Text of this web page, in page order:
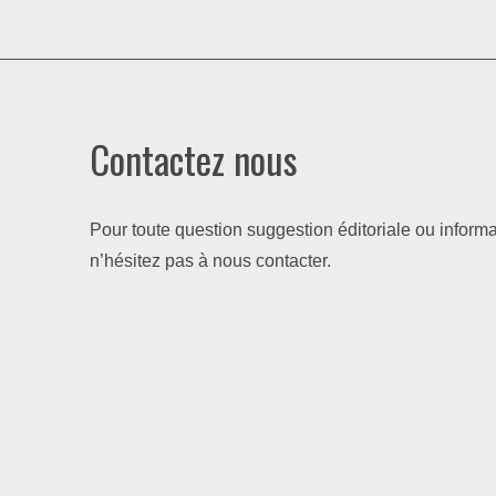
Contactez nous
Pour toute question suggestion éditoriale ou
n’hésitez pas à nous contacter.